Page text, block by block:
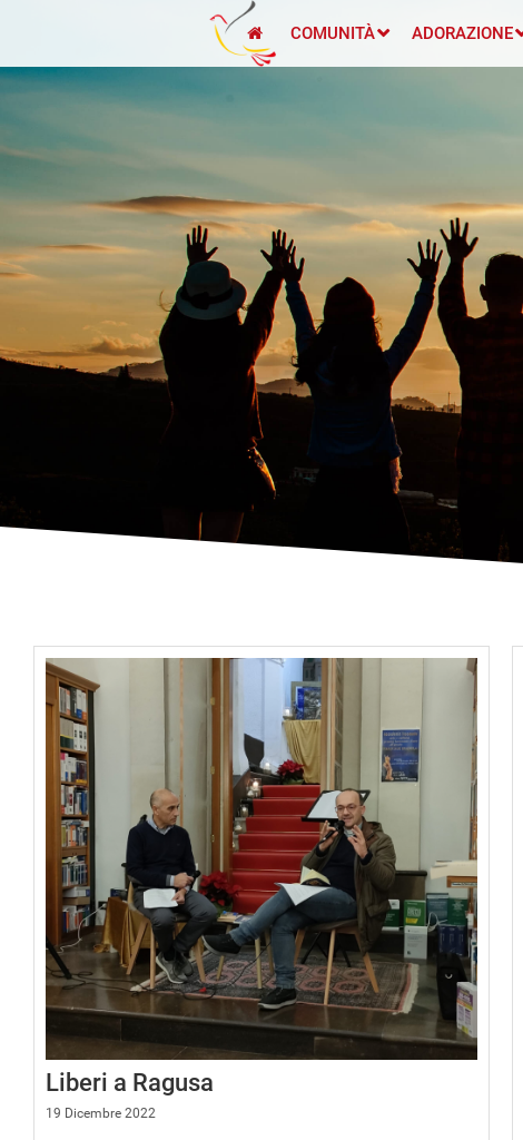
COMUNITÀ ADORAZIONE
Liberi a Ragusa
19 Dicembre 2022